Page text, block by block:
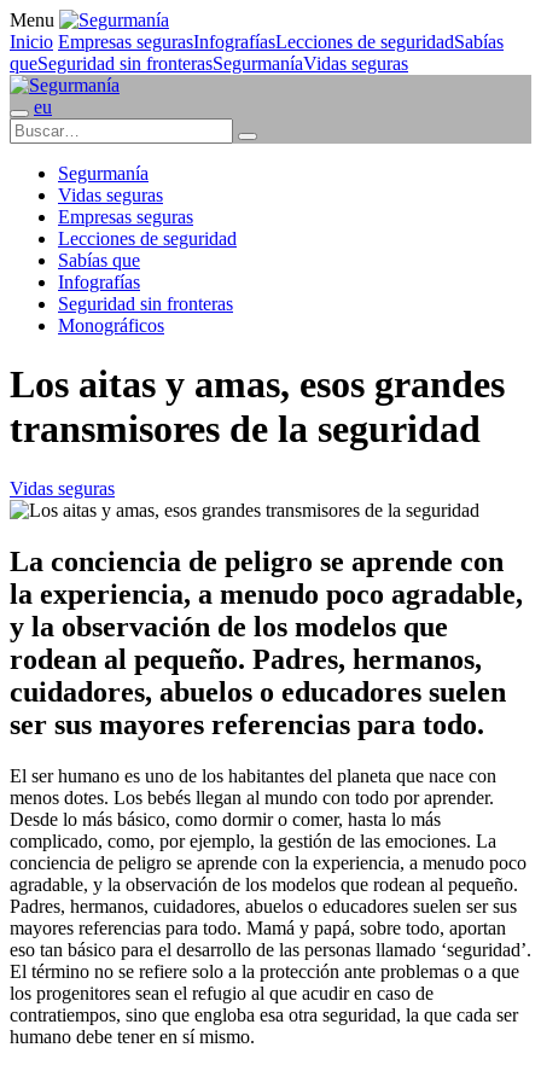
Menu
Inicio Empresas segurasInfografíasLecciones de seguridadSabías
queSeguridad sin fronterasSegurmaníaVidas seguras
eu
Segurmanía
Vidas seguras
Empresas seguras
Lecciones de seguridad
Sabías que
Infografías
Seguridad sin fronteras
Monográficos
Los aitas y amas, esos grandes
transmisores de la seguridad
Vidas seguras
La conciencia de peligro se aprende con
la experiencia, a menudo poco agradable,
y la observación de los modelos que
rodean al pequeño. Padres, hermanos,
cuidadores, abuelos o educadores suelen
ser sus mayores referencias para todo.
El ser humano es uno de los habitantes del planeta que nace con
menos dotes. Los bebés llegan al mundo con todo por aprender.
Desde lo más básico, como dormir o comer, hasta lo más
complicado, como, por ejemplo, la gestión de las emociones. La
conciencia de peligro se aprende con la experiencia, a menudo poco
agradable, y la observación de los modelos que rodean al pequeño.
Padres, hermanos, cuidadores, abuelos o educadores suelen ser sus
mayores referencias para todo. Mamá y papá, sobre todo, aportan
eso tan básico para el desarrollo de las personas llamado ‘seguridad’.
El término no se refiere solo a la protección ante problemas o a que
los progenitores sean el refugio al que acudir en caso de
contratiempos, sino que engloba esa otra seguridad, la que cada ser
humano debe tener en sí mismo.